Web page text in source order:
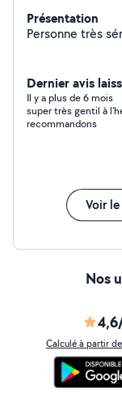
Présentation
Personne très
Dernier avis
Il y a plus de 6 mois
super très gentil à
recommandons
Voir
Nos
Calculé à partir